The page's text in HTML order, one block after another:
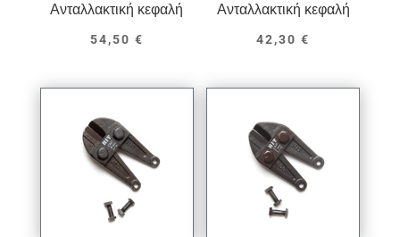
Ανταλλακτική κεφαλή
54,50 €
Ανταλλακτική κεφαλή
42,30€